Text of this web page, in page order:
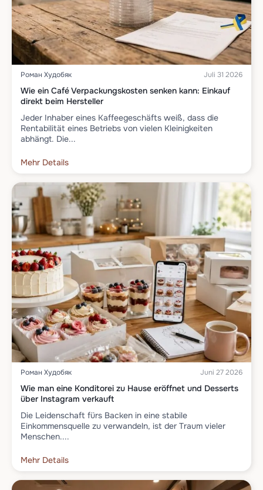
Роман Худобяк Juli 31 2026
Wie ein Café Verpackungskosten senken kann: Einkauf
direkt beim Hersteller
Jeder Inhaber eines Kaffeegeschäfts weiß, dass die
Rentabilität eines Betriebs von vielen Kleinigkeiten
abhängt. Die...
Mehr Details
Роман Худобяк Juni 27 2026
Wie man eine Konditorei zu Hause eröffnet und Desserts
über Instagram verkauft
Die Leidenschaft fürs Backen in eine stabile
Einkommensquelle zu verwandeln, ist der Traum vieler
Menschen....
Mehr Details